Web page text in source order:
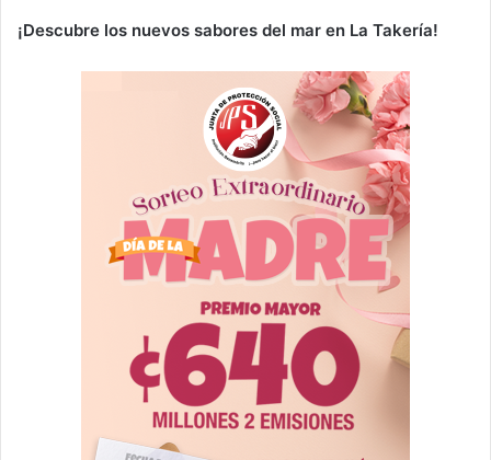
¡Descubre los nuevos sabores del mar en La Takería!